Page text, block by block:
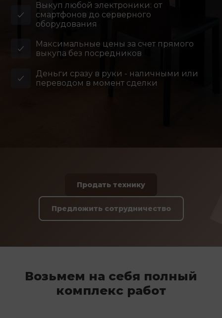
Выкуп любой электроники: от
смартфонов до серверного
оборудования
Максимальные цены за счет прямого
выкупа без посредников
Деньги сразу в руки - наличными или
переводом в момент сделки
Продать технику
Предложить сотрудничество
Возьмем на себя полный
комплекс работ